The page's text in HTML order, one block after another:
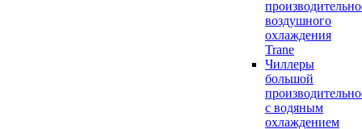
воздушного
охлаждения
Trane
Чиллеры
большой
с водяным
охлаждением